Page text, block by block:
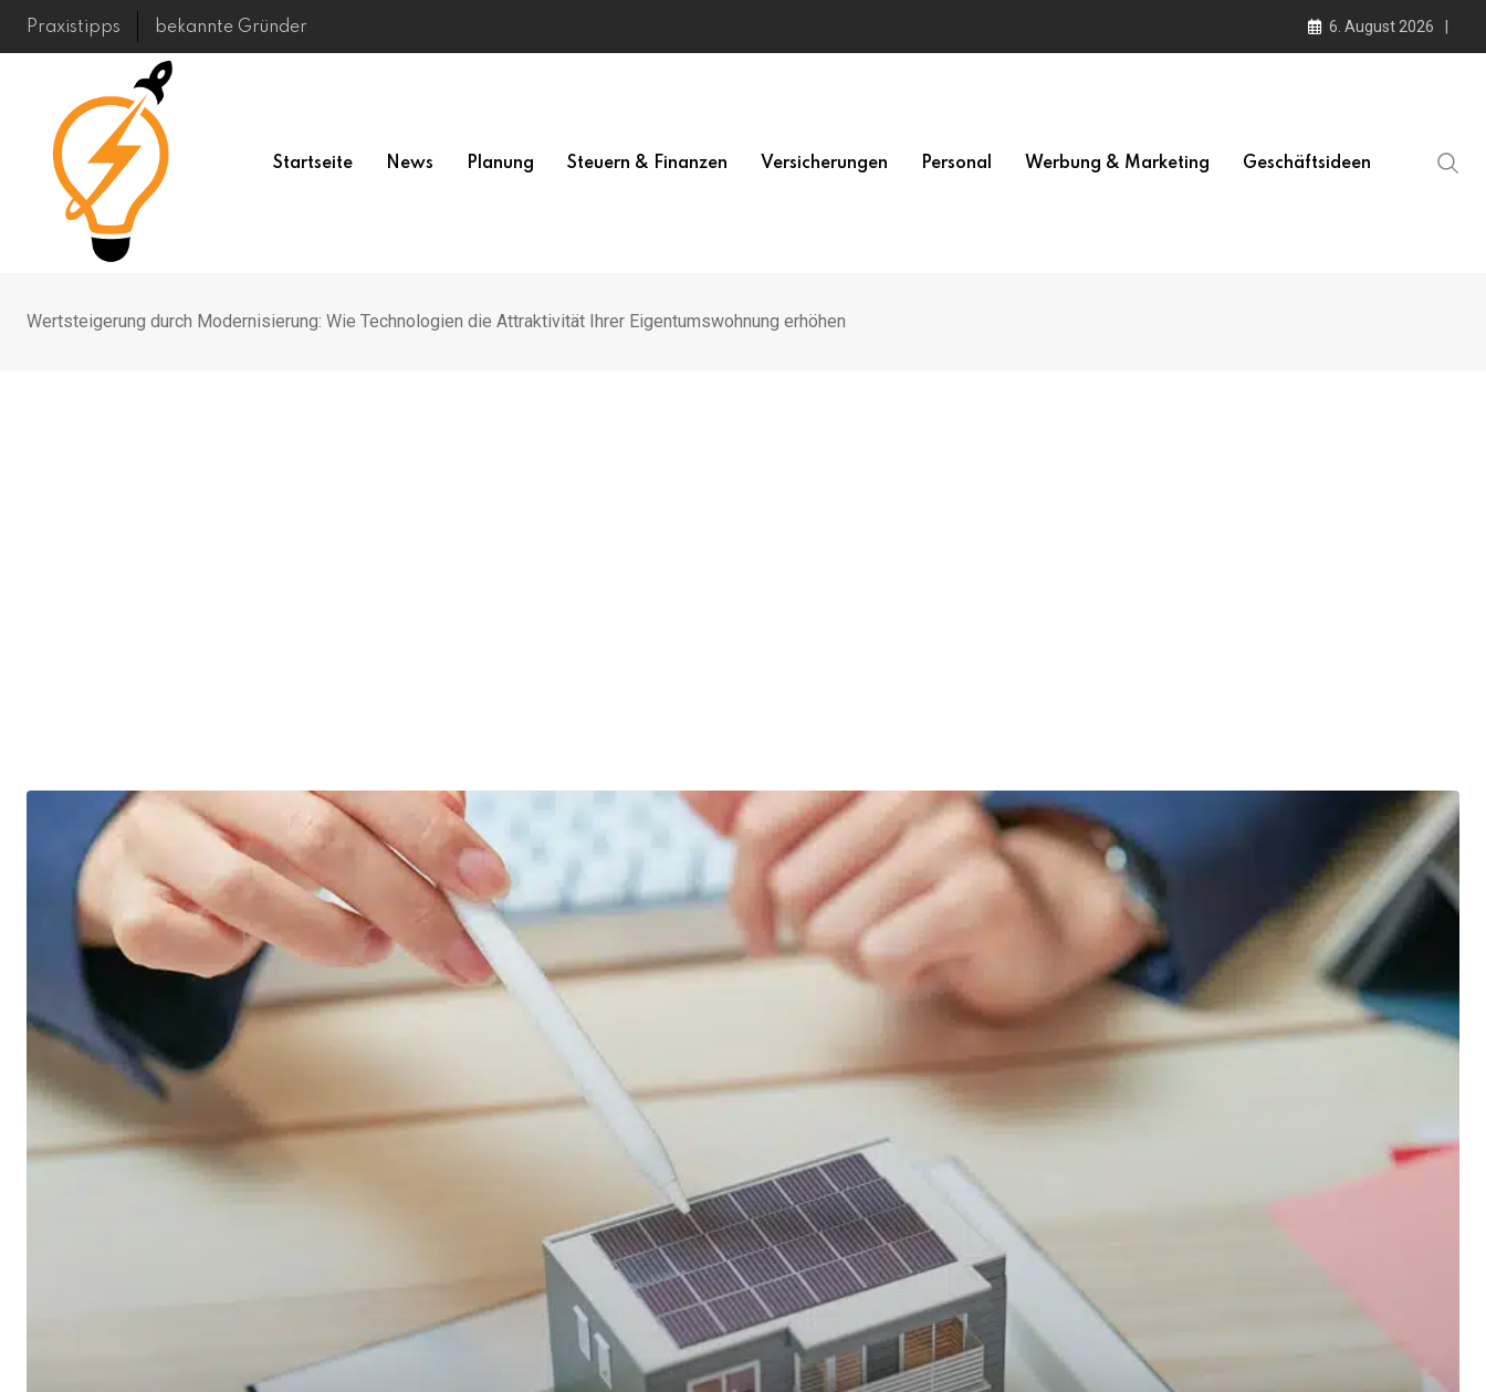
Skip
Praxistipps bekannte Gründer 6. August 2026
Startseite News Planung Steuern & Finanzen Versicherungen Personal Werbung & Marketing Geschäftsideen
Wertsteigerung durch Modernisierung: Wie Technologien die Attraktivität Ihrer Eigentumswohnung erhöhen